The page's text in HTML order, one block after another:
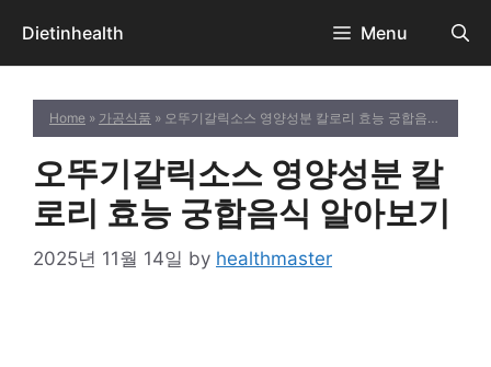
content
Dietinhealth Menu
Home » 가공식품 » 오뚜기갈릭소스 영양성분 칼로리 효능 궁합음식 알아보기
오뚜기갈릭소스 영양성분 칼
로리 효능 궁합음식 알아보기
2025년 11월 14일 by healthmaster